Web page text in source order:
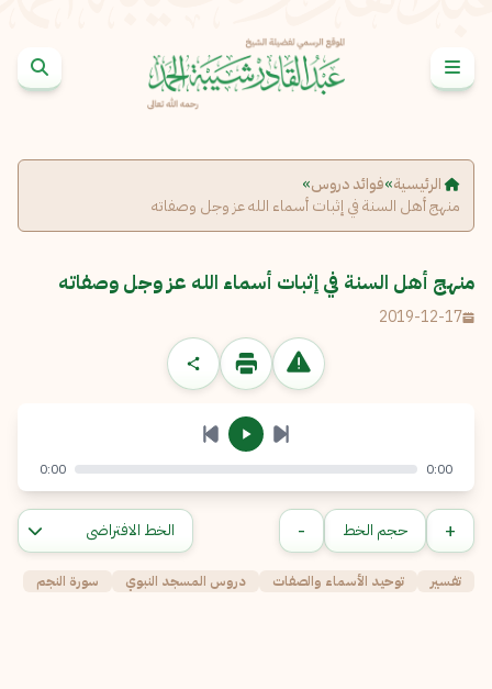
الرئيسية»فوائد دروس»
منهج أهل السنة في إثبات أسماء الله عز وجل وصفاته
منهج أهل السنة في إثبات أسماء الله عز وجل وصفاته
2019-12-17
الإبلاغ عن مشكلة
البريد الإلكتروني*
الرسالة
إرسال إلغاء
نسخ
0:00
0:00
+ حجم الخط -
تفسير توحيد الأسماء والصفات دروس المسجد النبوي سورة النجم